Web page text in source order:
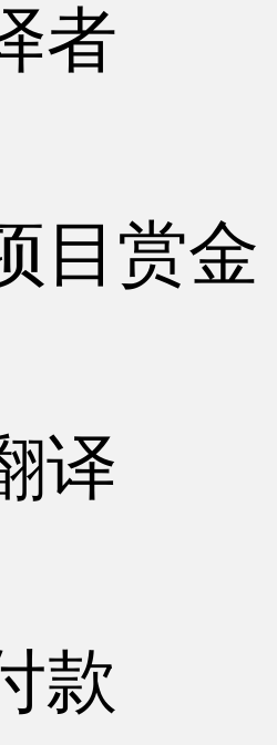
者
目赏金
译
款